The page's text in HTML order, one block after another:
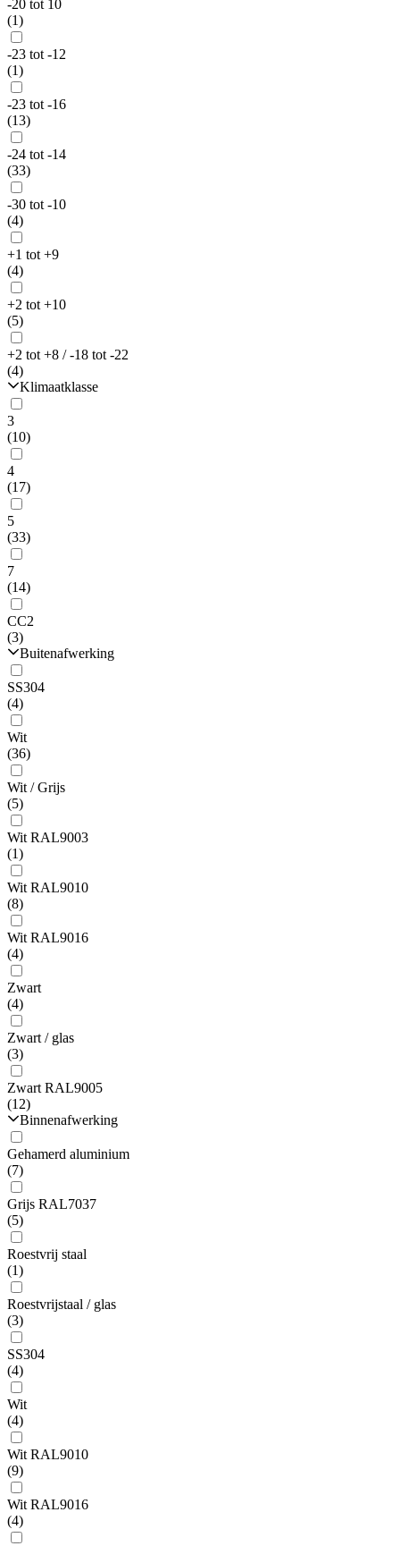
-20 tot 10
(1)
-23 tot -12
(1)
-23 tot -16
(13)
-24 tot -14
(33)
-30 tot -10
(4)
+1 tot +9
(4)
+2 tot +10
(5)
+2 tot +8 / -18 tot -22
(4)
Klimaatklasse
3
(10)
4
(17)
5
(33)
7
(14)
CC2
(3)
Buitenafwerking
SS304
(4)
Wit
(36)
Wit / Grijs
(5)
Wit RAL9003
(1)
Wit RAL9010
(8)
Wit RAL9016
(4)
Zwart
(4)
Zwart / glas
(3)
Zwart RAL9005
(12)
Binnenafwerking
Gehamerd aluminium
(7)
Grijs RAL7037
(5)
Roestvrij staal
(1)
Roestvrijstaal / glas
(3)
SS304
(4)
Wit
(4)
Wit RAL9010
(9)
Wit RAL9016
(4)